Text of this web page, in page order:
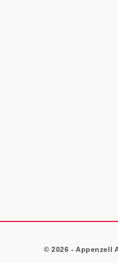
Footer
© 2026 - Appenzell